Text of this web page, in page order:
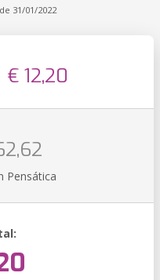
31/01/2022
€ 12,20
Pensática